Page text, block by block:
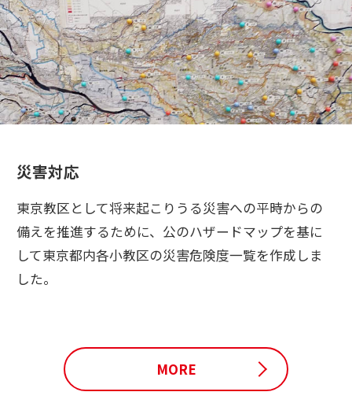
災害対応
東京教区として将来起こりうる災害への平時からの
備えを推進するために、公のハザードマップを基に
して東京都内各小教区の災害危険度一覧を作成しま
した。
MORE